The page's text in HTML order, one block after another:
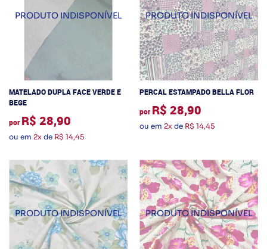
MATELADO DUPLA FACE VERDE E
BEGE
por R$ 28,90
ou em 2x de R$ 14,45
PERCAL ESTAMPADO BELLA FLOR
por R$ 28,90
ou em 2x de R$ 14,45